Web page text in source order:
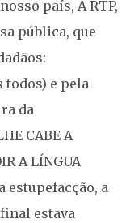
país, A RTP,
pública, que
todos) e pela
da
CABE A
A LÍNGUA
estupefacção, a
estava